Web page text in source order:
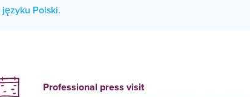
Polski.
Professional press visit